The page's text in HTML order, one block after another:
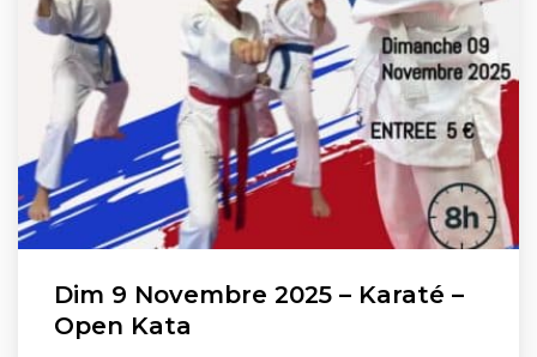
Dim 9 Novembre 2025 – Karaté –
Open Kata